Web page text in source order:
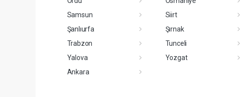
Samsun
Siirt
Şanlıurfa
Şırnak
Trabzon
Tunceli
Yalova
Yozgat
Ankara